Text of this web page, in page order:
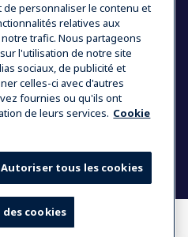
OÙ ACHETER
LANGUAGE
: BELGIQUE
Cookie Policy
de vente
personnaliser le contenu et
relatives aux
trafic. Nous partageons
l'utilisation de notre site
sociaux, de publicité et
celles-ci avec d'autres
fournies ou qu'ils ont
de leurs services. Cookie
Autoriser tous les cookies
cookies